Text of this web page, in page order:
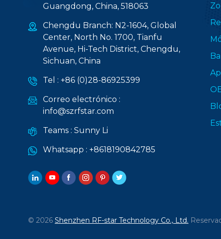
Guangdong, China, 518063
Chengdu Branch: N2-1604, Global
Center, North No. 1700, Tianfu
Avenue, Hi-Tech District, Chengdu,
Sichuan, China
Tel : +86 (0)28-86925399
Correo electrónico :
info@szrfstar.com
Teams : Sunny Li
Whatsapp : +8618190842785
© 2026 Shenzhen RF-star Technology Co., Ltd.